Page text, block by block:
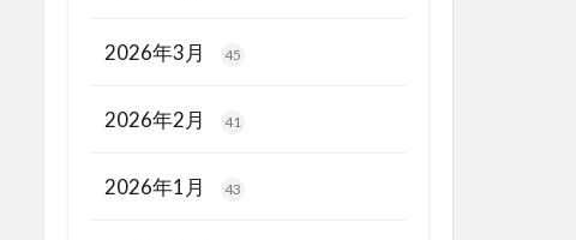
2026年3月 45
2026年2月 41
2026年1月 43